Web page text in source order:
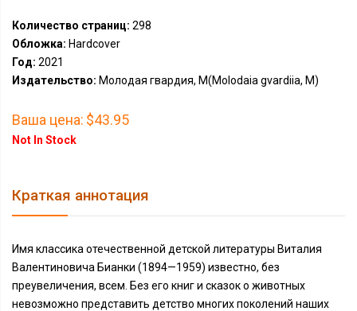
Количество страниц: 298
Обложка: Hardcover
Год: 2021
Издательство: Молодая гвардия, М(Molodaia gvardiia, M)
Ваша цена: $43.95
Not In Stock
Краткая аннотация
Имя классика отечественной детской литературы Виталия
Валентиновича Бианки (1894—1959) известно, без
преувеличения, всем. Без его книг и сказок о животных
невозможно представить детство многих поколений наших